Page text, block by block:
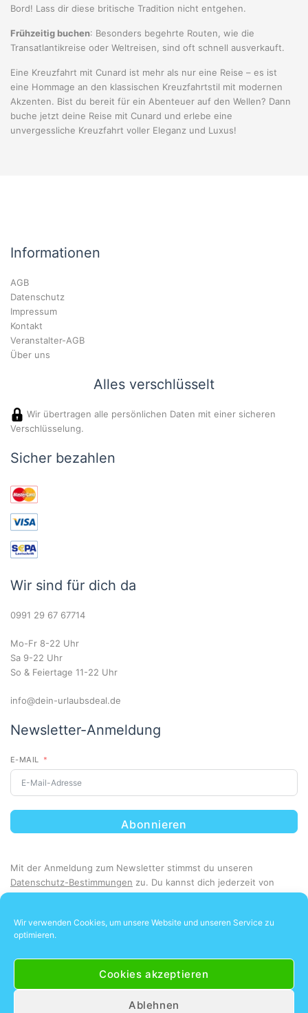
Wir verwenden Cookies, um unsere Website und unseren Service zu
optimieren.
Cookies akzeptieren
Ablehnen
Bord! Lass dir diese britische Tradition nicht entgehen.
Frühzeitig buchen: Besonders begehrte Routen, wie die
Transatlantikreise oder Weltreisen, sind oft schnell ausverkauft.
Eine Kreuzfahrt mit Cunard ist mehr als nur eine Reise – es ist
eine Hommage an den klassischen Kreuzfahrtstil mit modernen
Akzenten. Bist du bereit für ein Abenteuer auf den Wellen? Dann
buche jetzt deine Reise mit Cunard und erlebe eine
unvergessliche Kreuzfahrt voller Eleganz und Luxus!
Informationen
AGB
Datenschutz
Impressum
Kontakt
Veranstalter-AGB
Über uns
Alles verschlüsselt
Wir übertragen alle persönlichen Daten mit einer sicheren
Verschlüsselung.
Sicher bezahlen
Wir sind für dich da
0991 29 67 67714
Mo-Fr 8-22 Uhr
Sa 9-22 Uhr
So & Feiertage 11-22 Uhr
info@dein-urlaubsdeal.de
Unsere Kunden lieben uns
Newsletter-Anmeldung
E-MAIL
Abonnieren
Mit der Anmeldung zum Newsletter stimmst du unseren
Datenschutz-Bestimmungen zu. Du kannst dich jederzeit von